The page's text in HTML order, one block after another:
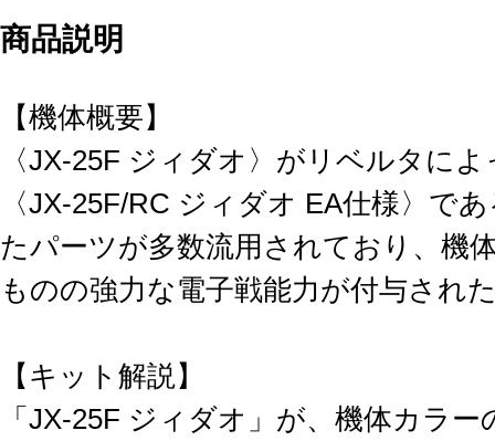
商品説明
【機体概要】
〈JX-25F ジィダオ〉がリベルタに
〈JX-25F/RC ジィダオ EA仕様〉で
たパーツが多数流用されており、機
ものの強力な電子戦能力が付与され
【キット解説】
「JX-25F ジィダオ」が、機体カラ